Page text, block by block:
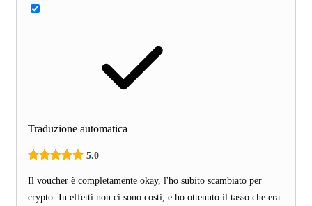
Traduzione automatica
5.0
Il voucher è completamente okay, l'ho subito scambiato per
crypto. In effetti non ci sono costi, e ho ottenuto il tasso che era